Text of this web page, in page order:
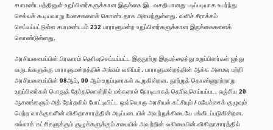
சபாமண்டபத்தினுள் உறுப்பினர்களுக்கான இருக்கை இட வசதியானது படிப்படியாக உயர்ந்து
செல்லக் கூடியவாறு மேசைகளைக் கொண்டதாக அமைந்துள்ளது. வளிச் சீராக்கம்
செய்யப்பட்டுள்ள சபாமண்டபம் 232 பாராளுமன்ற உறுப்பினர்களுக்கான இருக்கைகளைக்
கொண்டுள்ளது.
அரசியலமைப்பின் பிரகாரம் தெரிவுசெய்யப்பட்ட இருநூற்று இருபத்தைந்து உறுப்பினர்கள் ஐந்து
வருடங்களுக்கு பாராளுமன்றத்தில் அங்கம் வகிப்பர். பாராளுமன்றத்தின் ஆக்க அமைவு பற்றி
அரசியலமைப்பின் 98ஆம், 99 ஆம் உறுப்புரைகள் கூறுகின்றன. நூற்றுத் தொண்ணூற்றாறு
உறுப்பினர்கள் பொதுத் தேர்தலொன்றில் மக்களால் நேரடியாகத் தெரிவுசெய்யப்பட, எஞ்சிய 29
ஆசனங்களும் அத் தேர்தலில் போட்டியிட்ட ஒவ்வொரு அரசியல் கட்சியும் / சுயேச்சைக் குழுவும்
பெற்ற வாக்குகளின் விகிதாசாரத்தின் அடிப்படையில் அவற்றுக்கிடையே பங்கிடப்படுகின்றன.
எல்லாக் கட்சிகளுக்கும் குழுக்களுக்கும் சபையில் அவற்றின் வலிமையின் விகிதாசாரத்தில்